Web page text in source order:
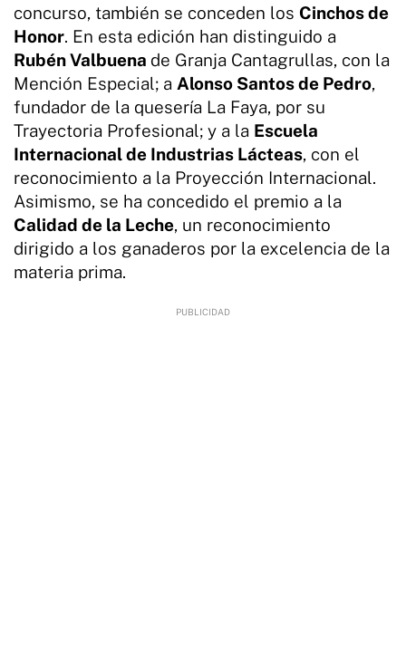
concurso, también se conceden los Cinchos de
Honor. En esta edición han distinguido a
Rubén Valbuena de Granja Cantagrullas, con la
Mención Especial; a Alonso Santos de Pedro,
fundador de la quesería La Faya, por su
Trayectoria Profesional; y a la Escuela
Internacional de Industrias Lácteas, con el
reconocimiento a la Proyección Internacional.
Asimismo, se ha concedido el premio a la
Calidad de la Leche, un reconocimiento
dirigido a los ganaderos por la excelencia de la
materia prima.